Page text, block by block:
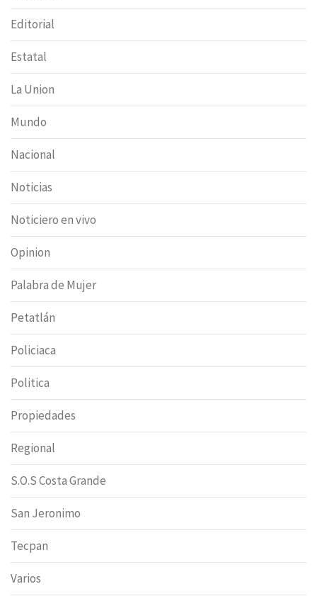
Editorial
Estatal
La Union
Mundo
Nacional
Noticias
Noticiero en vivo
Opinion
Palabra de Mujer
Petatlán
Policiaca
Politica
Propiedades
Regional
S.O.S Costa Grande
San Jeronimo
Tecpan
Varios